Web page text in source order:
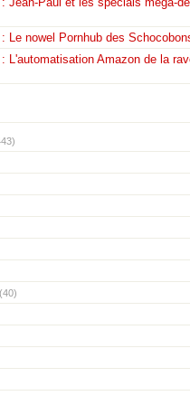
Le nowel Pornhub des
L'automatisation Amazon de la
(40)